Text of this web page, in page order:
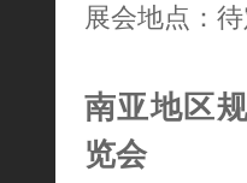
展会地点
南亚地区
览会